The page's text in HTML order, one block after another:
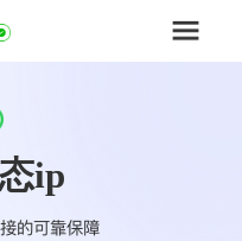
ip
的可靠保障